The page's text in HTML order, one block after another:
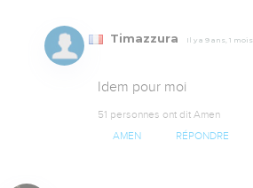
Timazzura Il y a 9 ans, 1 mois
Idem pour moi
51 personnes ont dit Amen
AMEN RÉPONDRE